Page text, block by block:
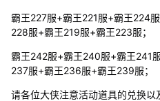
霸王227服+霸王221服+霸王224
228服+霸王219服+霸王223服；
霸王242服+霸王240服+霸王241
237服+霸王236服+霸王239服；
请各位大侠注意活动道具的兑换以